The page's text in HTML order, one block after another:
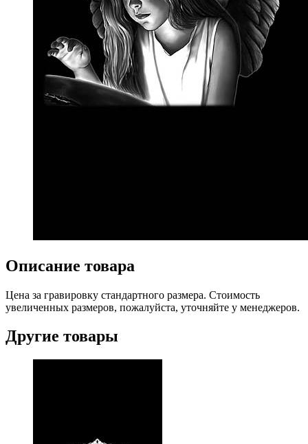
Описание товара
Цена за гравировку стандартного размера. Стоимость
увеличенных размеров, пожалуйста, уточняйте у менеджеров.
Другие товары